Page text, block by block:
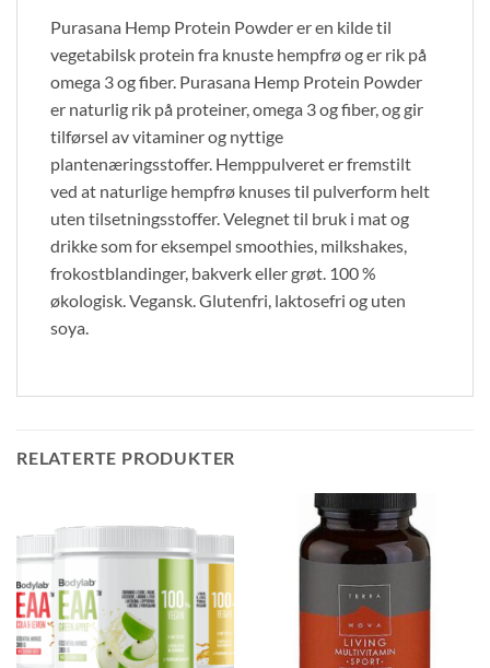
Purasana Hemp Protein Powder er en kilde til
vegetabilsk protein fra knuste hempfrø og er rik på
omega 3 og fiber. Purasana Hemp Protein Powder
er naturlig rik på proteiner, omega 3 og fiber, og gir
tilførsel av vitaminer og nyttige
plantenæringsstoffer. Hemppulveret er fremstilt
ved at naturlige hempfrø knuses til pulverform helt
uten tilsetningsstoffer. Velegnet til bruk i mat og
drikke som for eksempel smoothies, milkshakes,
frokostblandinger, bakverk eller grøt. 100 %
økologisk. Vegansk. Glutenfri, laktosefri og uten
soya.
RELATERTE PRODUKTER